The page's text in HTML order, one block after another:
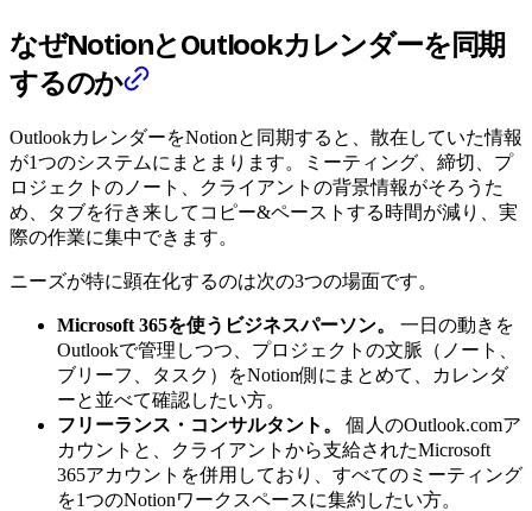
なぜNotionとOutlookカレンダーを同期
するのか
OutlookカレンダーをNotionと同期すると、散在していた情報
が1つのシステムにまとまります。ミーティング、締切、プ
ロジェクトのノート、クライアントの背景情報がそろうた
め、タブを行き来してコピー&ペーストする時間が減り、実
際の作業に集中できます。
ニーズが特に顕在化するのは次の3つの場面です。
Microsoft 365を使うビジネスパーソン。
一日の動きを
Outlookで管理しつつ、プロジェクトの文脈（ノート、
ブリーフ、タスク）をNotion側にまとめて、カレンダ
ーと並べて確認したい方。
フリーランス・コンサルタント。
個人のOutlook.comア
カウントと、クライアントから支給されたMicrosoft
365アカウントを併用しており、すべてのミーティング
を1つのNotionワークスペースに集約したい方。